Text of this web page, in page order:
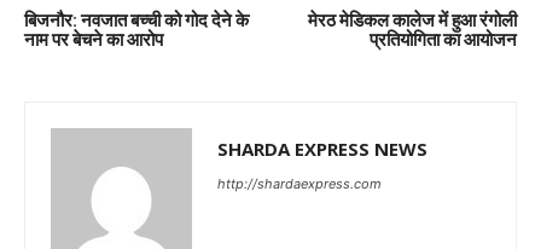
बिजनौर: नवजात बच्ची को गोद देने के
नाम पर बेचने का आरोप
मेरठ मेडिकल कालेज में हुआ रंगोली
प्रतियोगिता का आयोजन
SHARDA EXPRESS NEWS
http://shardaexpress.com